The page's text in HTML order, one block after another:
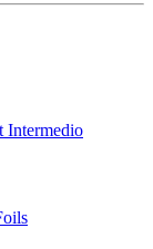
Intermedio